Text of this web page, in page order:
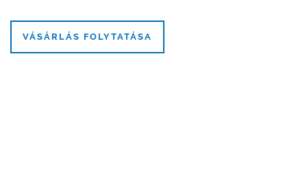
VÁSÁRLÁS FOLYTATÁSA